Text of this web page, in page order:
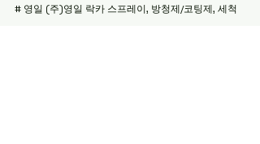
# 영일 (주)영일 락카 스프레이, 방청제/코팅제, 세척